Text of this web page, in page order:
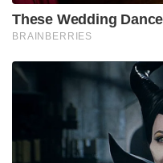
These Wedding
BRAINBERRIES